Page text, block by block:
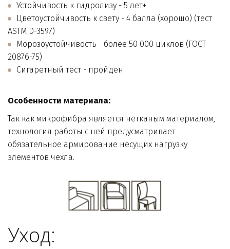
Устойчивость к гидролизу - 5 лет+
Цветоустойчивость к свету - 4 балла (хорошо) (тест
ASTM D-3597)
Морозоустойчивость - более 50 000 циклов (ГОСТ
20876-75)
Сигаретный тест - пройден
Особенности материала:
Так как микрофибра является нетканым материалом,
технология работы с ней предусматривает
обязательное армирование несущих нагрузку
элементов чехла.
Уход: